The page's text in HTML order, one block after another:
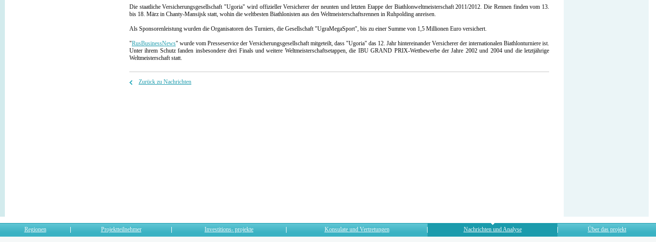
Die staatliche Versicherungsgesellschaft "Ugoria" wird offizieller Versicherer der neunten und letzten Etappe der Biathlonweltmeisterschaft 2011/2012. Die Rennen finden vom 13.
bis 18. März in Chanty-Mansijsk statt, wohin die weltbesten Biathlonisten aus den Weltmeisterschaftsrennen in Ruhpolding anreisen.
Als Sponsorenleistung wurden die Organisatoren des Turniers, die Gesellschaft "UgraMegaSport", bis zu einer Summe von 1,5 Millionen Euro versichert.
"RusBusinessNews" wurde vom Presseservice der Versicherungsgesellschaft mitgeteilt, dass "Ugoria" das 12. Jahr hintereinander Versicherer der internationalen Biathlonturniere ist.
Unter ihrem Schutz fanden insbesondere drei Finals und weitere Weltmeisterschaftsetappen, die IBU GRAND PRIX-Wettbewerbe der Jahre 2002 und 2004 und die letztjährige
Weltmeisterschaft statt.
Zurück zu Nachrichten
Regionen Projektteilnehmer Investitions- projekte Konsulate und Vertretungen Nachrichten und Analyse Über das projekt